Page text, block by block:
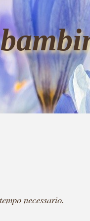
necessario.